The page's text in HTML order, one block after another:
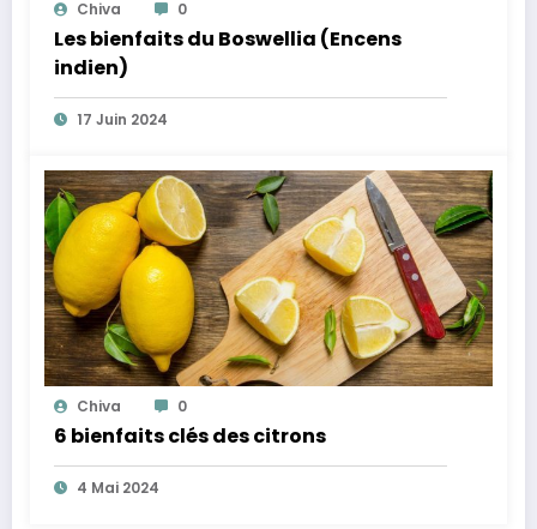
Chiva 0
Les bienfaits du Boswellia (Encens
indien)
17 Juin 2024
Chiva 0
6 bienfaits clés des citrons
4 Mai 2024